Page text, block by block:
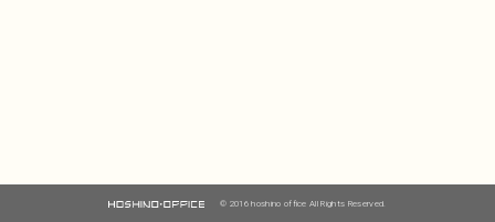
© 2016 hoshino office All Rights Reserved.